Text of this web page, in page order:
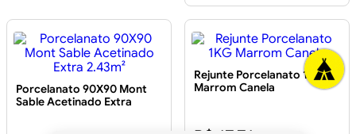
Porcelanato 90X90 Mont
Sable Acetinado Extra
Rejunte Porcelanato 1KG
Marrom Canela